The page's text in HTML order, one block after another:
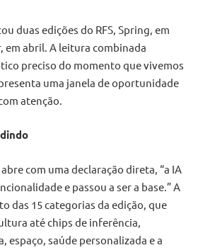
duas edições do RFS, Spring, em
em abril. A leitura combinada
preciso do momento que vivemos
uma janela de oportunidade
atenção.
abre com uma declaração direta, “a IA
e passou a ser a base.” A
das 15 categorias da edição, que
até chips de inferência,
espaço, saúde personalizada e a